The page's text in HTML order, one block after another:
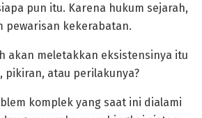
pun itu. Karena hukum sejarah,
pewarisan kekerabatan.
akan meletakkan eksistensinya itu
pikiran, atau perilakunya?
komplek yang saat ini dialami